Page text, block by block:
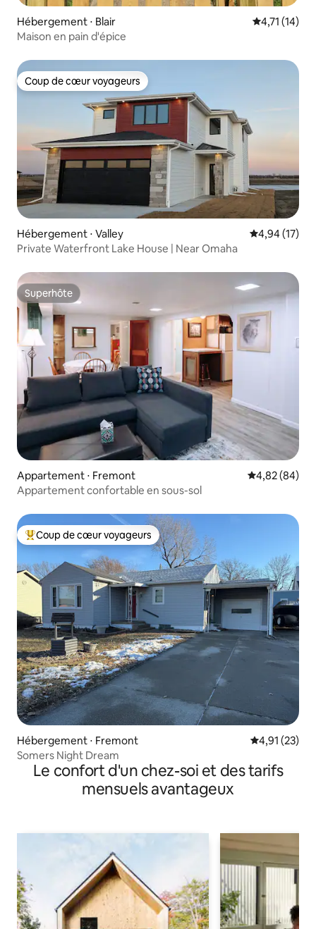
Hébergement ⋅ Blair Évaluation
4,71 (14)
Maison en pain d'épice
Coup de cœur voyageurs
Coup de cœur voyageurs
Hébergement ⋅ Valley Évaluation
4,94 (17)
Private Waterfront Lake House | Near Omaha
Superhôte
Superhôte
Appartement ⋅ Fremont Évaluation
4,82 (84)
Appartement confortable en sous-sol
Coups de cœur voyageurs les plus appréciés
Coup de cœur voyageurs
Hébergement ⋅ Fremont Évaluation
4,91 (23)
Somers Night Dream
Le confort d'un chez-soi et des tarifs
mensuels avantageux